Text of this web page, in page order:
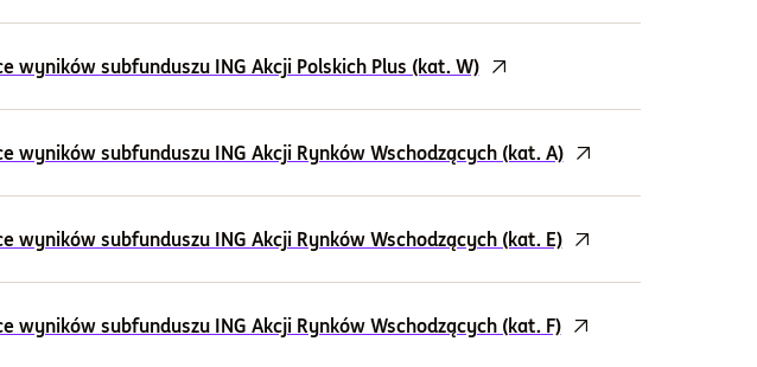
wyników subfunduszu ING Akcji Polskich Plus (kat. W)
wyników subfunduszu ING Akcji Rynków Wschodzących (kat. A)
wyników subfunduszu ING Akcji Rynków Wschodzących (kat. E)
wyników subfunduszu ING Akcji Rynków Wschodzących (kat. F)